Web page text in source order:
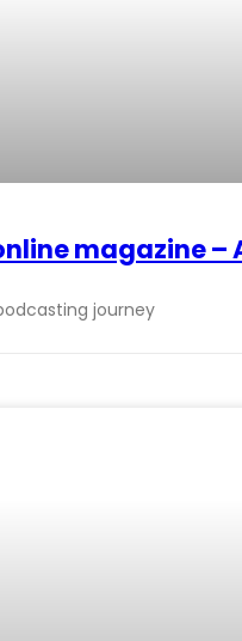
magazine –
journey